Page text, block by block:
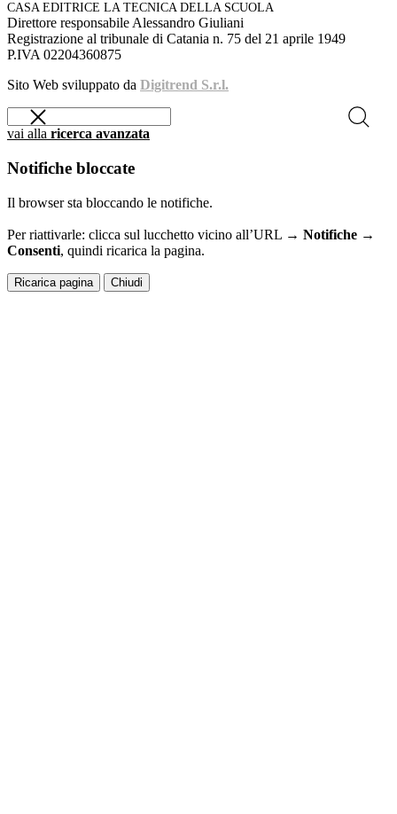
CASA EDITRICE LA TECNICA DELLA SCUOLA
Direttore responsabile Alessandro Giuliani
Registrazione al tribunale di Catania n. 75 del 21 aprile 1949
P.IVA 02204360875
Sito Web sviluppato da Digitrend S.r.l.
vai alla ricerca avanzata
Notifiche bloccate
Il browser sta bloccando le notifiche.
Per riattivarle: clicca sul lucchetto vicino all’URL → Notifiche →
Consenti, quindi ricarica la pagina.
Ricarica pagina Chiudi